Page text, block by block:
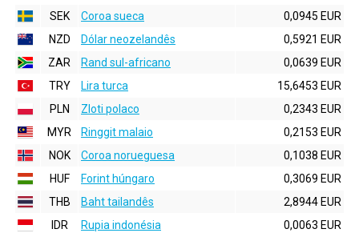
SEK
Coroa sueca
0,0945 EUR
NZD
Dólar neozelandês
0,5921 EUR
ZAR
Rand sul-africano
0,0639 EUR
TRY
Lira turca
15,6453 EUR
PLN
Zloti polaco
0,2343 EUR
MYR
Ringgit malaio
0,2153 EUR
NOK
Coroa norueguesa
0,1038 EUR
HUF
Forint húngaro
0,3069 EUR
THB
Baht tailandês
2,8944 EUR
IDR
Rupia indonésia
0,0063 EUR